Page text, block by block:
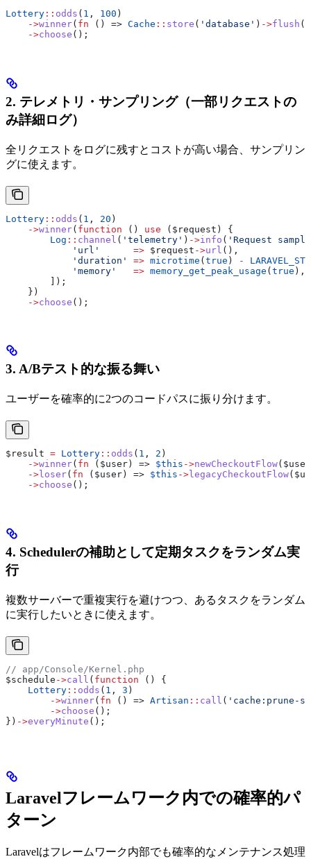
Lottery :: odds ( 1 , 100 )
    ->
winner( fn () => Cache :: store ( 'database' ) ->flush
    ->
choose ();
2. テレメトリ・サンプリング（一部リクエストの
み詳細ログ）
全リクエストをログに残すとコストが高い場合、サンプリン
グに使えます。
Lottery :: odds ( 1 , 20 )
    ->
winner( function () use ( $request ) {
        Log
:: channel ( 'telemetry' ) ->info ( 'Request
            'url'
      =>
$request ->url (),
            'duration'
=> microtime (true ) -
            'memory'
   =>
memory_get_peak_usage (true ),
        ]);
    })
    ->
choose ();
3. A/Bテスト的な振る舞い
ユーザーを確率的に2つのコードパスに振り分けます。
$result = Lottery :: odds ( 1 , 2 )
    ->
winner( fn ( $user ) => $this ->newCheckoutFlow( $user
    ->
loser( fn ( $user ) => $this -> legacyCheckoutFlow(
    ->
choose ();
4. Schedulerの補助として定期タスクをランダム実
行
複数サーバーで重複実行を避けつつ、あるタスクをランダム
に実行したいときに使えます。
// app/Console/Kernel.php
$schedule ->call ( function () {
    Lottery
:: odds ( 1 , 3 )
        ->
winner( fn () => Artisan :: call ( 'cache:prune-
        ->
choose ();
}) ->everyMinute ();
Laravelフレームワーク内での確率的パ
ターン
Laravelはフレームワーク内部でも確率的なメンテナンス処理